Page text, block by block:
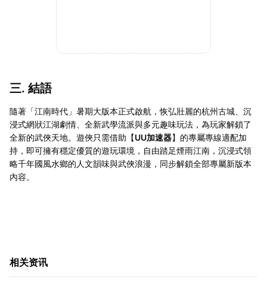
三. 結語
隨著「江南時代」暑期大版本正式啟航，恢弘壯麗的杭州古城、沉
浸式網狀江湖劇情、全新武學流派與多元趣味玩法，為玩家解鎖了
全新的武俠天地。遊俠只需借助【UU加速器】的專屬專線適配加
持，即可擁有穩定優質的遊玩環境，自由踏足煙雨江南，沉浸式領
略千年國風水鄉的人文韻味與武俠浪漫，同步解鎖全部專屬新版本
內容。
相关资讯